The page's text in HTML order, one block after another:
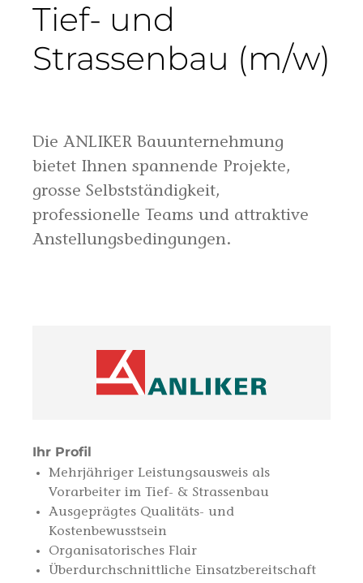
komfortabler, einfacher und nachhaltiger macht.
ANLIKER entwickelt, plant, baut, unterhält und
vermittelt Immobilien. Dafür ist das Unternehmen von
1'700 Mitarbeitenden ist ANLIKER eine der führenden
Unternehmungen in der Baubranche –
Bauunternehmung, Generalunternehmung,
Immobilienentwicklung und -bewirtschaftung unter
einem Dach.